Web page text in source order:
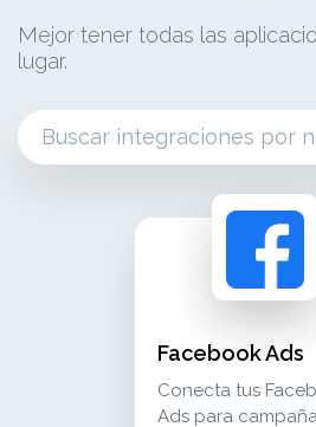
Mejor tener todas las
lugar.
facebook ads
advertising
Facebook Ads
Conecta tus
Ads para